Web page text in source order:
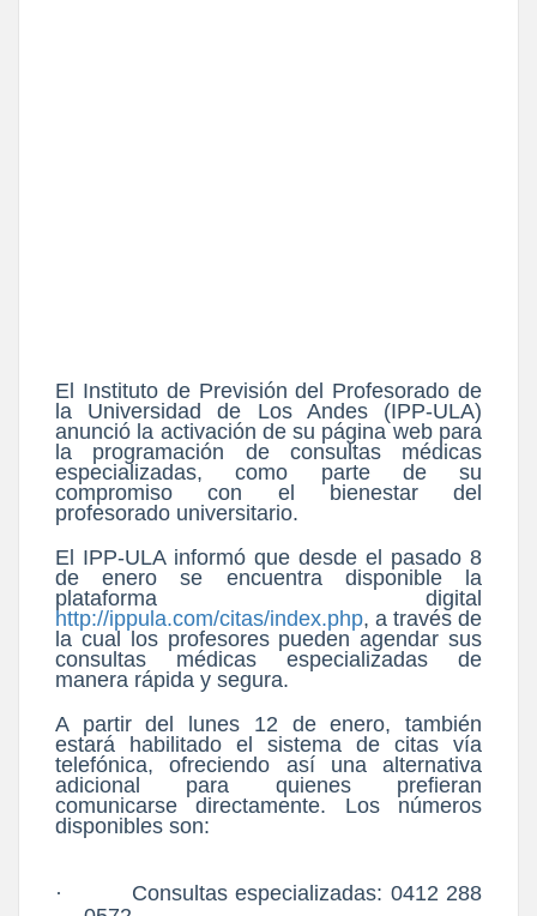
El Instituto de Previsión del Profesorado de
la Universidad de Los Andes (IPP-ULA)
anunció la activación de su página web para
la programación de consultas médicas
especializadas, como parte de su
compromiso con el bienestar del
profesorado universitario.
El IPP-ULA informó que desde el pasado 8
de enero se encuentra disponible la
plataforma digital
http://ippula.com/citas/index.php, a través de
la cual los profesores pueden agendar sus
consultas médicas especializadas de
manera rápida y segura.
A partir del lunes 12 de enero, también
estará habilitado el sistema de citas vía
telefónica, ofreciendo así una alternativa
adicional para quienes prefieran
comunicarse directamente. Los números
disponibles son:
·
Consultas especializadas: 0412 288